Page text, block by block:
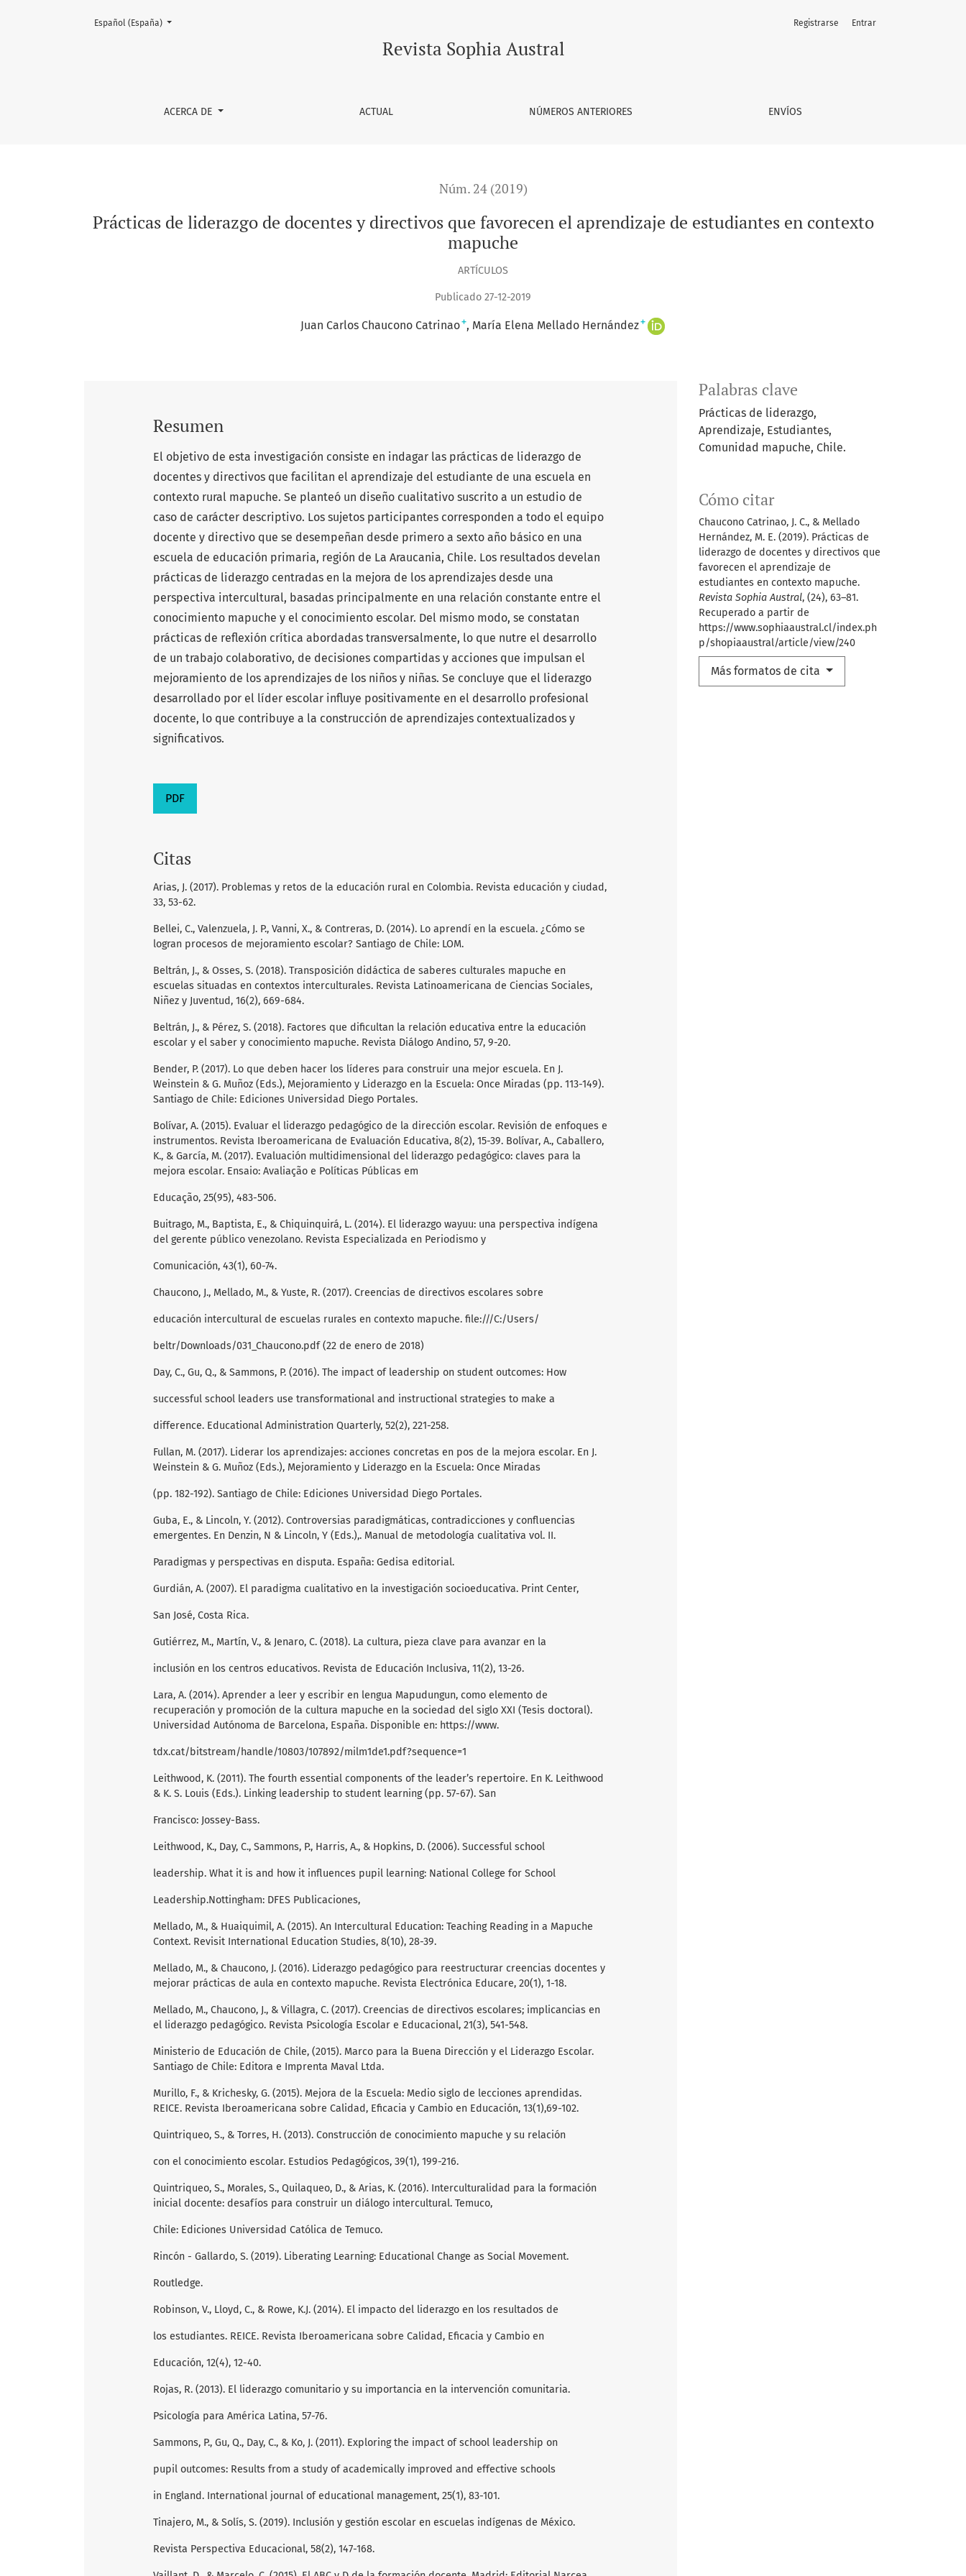
Prácticas de liderazgo de docentes y directivos que favorecen el aprendizaje de estudiantes en contexto mapuche
Revista Sophia Austral
ACERCA DE ACTUAL NÚMEROS ANTERIORES ENVÍOS
Registrarse Entrar
Cambiar el idioma. El actual es:
Español (España)
Núm. 24 (2019)
Prácticas de liderazgo de docentes y directivos que favorecen el aprendizaje de estudiantes en contexto
mapuche
ARTÍCULOS
Publicado 27-12-2019
Juan Carlos Chaucono Catrinao+ María Elena Mellado Hernández+
Palabras clave
Prácticas de liderazgo,
Aprendizaje, Estudiantes,
Comunidad mapuche, Chile.
Cómo citar
Chaucono Catrinao, J. C., & Mellado
Hernández, M. E. (2019). Prácticas de
liderazgo de docentes y directivos que
favorecen el aprendizaje de
estudiantes en contexto mapuche.
Revista Sophia Austral, (24), 63–81.
Recuperado a partir de
https://www.sophiaaustral.cl/index.ph
p/shopiaaustral/article/view/240
Más formatos de cita
Resumen
El objetivo de esta investigación consiste en indagar las prácticas de liderazgo de
docentes y directivos que facilitan el aprendizaje del estudiante de una escuela en
contexto rural mapuche. Se planteó un diseño cualitativo suscrito a un estudio de
caso de carácter descriptivo. Los sujetos participantes corresponden a todo el equipo
docente y directivo que se desempeñan desde primero a sexto año básico en una
escuela de educación primaria, región de La Araucania, Chile. Los resultados develan
prácticas de liderazgo centradas en la mejora de los aprendizajes desde una
perspectiva intercultural, basadas principalmente en una relación constante entre el
conocimiento mapuche y el conocimiento escolar. Del mismo modo, se constatan
prácticas de reflexión crítica abordadas transversalmente, lo que nutre el desarrollo
de un trabajo colaborativo, de decisiones compartidas y acciones que impulsan el
mejoramiento de los aprendizajes de los niños y niñas. Se concluye que el liderazgo
desarrollado por el líder escolar influye positivamente en el desarrollo profesional
docente, lo que contribuye a la construcción de aprendizajes contextualizados y
significativos.
PDF
Citas
Arias, J. (2017). Problemas y retos de la educación rural en Colombia. Revista educación y ciudad,
33, 53-62.
Bellei, C., Valenzuela, J. P., Vanni, X., & Contreras, D. (2014). Lo aprendí en la escuela. ¿Cómo se
logran procesos de mejoramiento escolar? Santiago de Chile: LOM.
Beltrán, J., & Osses, S. (2018). Transposición didáctica de saberes culturales mapuche en
escuelas situadas en contextos interculturales. Revista Latinoamericana de Ciencias Sociales,
Niñez y Juventud, 16(2), 669-684.
Beltrán, J., & Pérez, S. (2018). Factores que dificultan la relación educativa entre la educación
escolar y el saber y conocimiento mapuche. Revista Diálogo Andino, 57, 9-20.
Bender, P. (2017). Lo que deben hacer los líderes para construir una mejor escuela. En J.
Weinstein & G. Muñoz (Eds.), Mejoramiento y Liderazgo en la Escuela: Once Miradas (pp. 113-149).
Santiago de Chile: Ediciones Universidad Diego Portales.
Bolívar, A. (2015). Evaluar el liderazgo pedagógico de la dirección escolar. Revisión de enfoques e
instrumentos. Revista Iberoamericana de Evaluación Educativa, 8(2), 15-39. Bolívar, A., Caballero,
K., & García, M. (2017). Evaluación multidimensional del liderazgo pedagógico: claves para la
mejora escolar. Ensaio: Avaliação e Políticas Públicas em
Educação, 25(95), 483-506.
Buitrago, M., Baptista, E., & Chiquinquirá, L. (2014). El liderazgo wayuu: una perspectiva indígena
del gerente público venezolano. Revista Especializada en Periodismo y
Comunicación, 43(1), 60-74.
Chaucono, J., Mellado, M., & Yuste, R. (2017). Creencias de directivos escolares sobre
educación intercultural de escuelas rurales en contexto mapuche. file:///C:/Users/
beltr/Downloads/031_Chaucono.pdf (22 de enero de 2018)
Day, C., Gu, Q., & Sammons, P. (2016). The impact of leadership on student outcomes: How
successful school leaders use transformational and instructional strategies to make a
difference. Educational Administration Quarterly, 52(2), 221-258.
Fullan, M. (2017). Liderar los aprendizajes: acciones concretas en pos de la mejora escolar. En J.
Weinstein & G. Muñoz (Eds.), Mejoramiento y Liderazgo en la Escuela: Once Miradas
(pp. 182-192). Santiago de Chile: Ediciones Universidad Diego Portales.
Guba, E., & Lincoln, Y. (2012). Controversias paradigmáticas, contradicciones y confluencias
emergentes. En Denzin, N & Lincoln, Y (Eds.),. Manual de metodología cualitativa vol. II.
Paradigmas y perspectivas en disputa. España: Gedisa editorial.
Gurdián, A. (2007). El paradigma cualitativo en la investigación socioeducativa. Print Center,
San José, Costa Rica.
Gutiérrez, M., Martín, V., & Jenaro, C. (2018). La cultura, pieza clave para avanzar en la
inclusión en los centros educativos. Revista de Educación Inclusiva, 11(2), 13-26.
Lara, A. (2014). Aprender a leer y escribir en lengua Mapudungun, como elemento de
recuperación y promoción de la cultura mapuche en la sociedad del siglo XXI (Tesis doctoral).
Universidad Autónoma de Barcelona, España. Disponible en: https://www.
tdx.cat/bitstream/handle/10803/107892/milm1de1.pdf?sequence=1
Leithwood, K. (2011). The fourth essential components of the leader’s repertoire. En K. Leithwood
& K. S. Louis (Eds.). Linking leadership to student learning (pp. 57-67). San
Francisco: Jossey-Bass.
Leithwood, K., Day, C., Sammons, P., Harris, A., & Hopkins, D. (2006). Successful school
leadership. What it is and how it influences pupil learning: National College for School
Leadership.Nottingham: DFES Publicaciones,
Mellado, M., & Huaiquimil, A. (2015). An Intercultural Education: Teaching Reading in a Mapuche
Context. Revisit International Education Studies, 8(10), 28-39.
Mellado, M., & Chaucono, J. (2016). Liderazgo pedagógico para reestructurar creencias docentes y
mejorar prácticas de aula en contexto mapuche. Revista Electrónica Educare, 20(1), 1-18.
Mellado, M., Chaucono, J., & Villagra, C. (2017). Creencias de directivos escolares; implicancias en
el liderazgo pedagógico. Revista Psicología Escolar e Educacional, 21(3), 541-548.
Ministerio de Educación de Chile, (2015). Marco para la Buena Dirección y el Liderazgo Escolar.
Santiago de Chile: Editora e Imprenta Maval Ltda.
Murillo, F., & Krichesky, G. (2015). Mejora de la Escuela: Medio siglo de lecciones aprendidas.
REICE. Revista Iberoamericana sobre Calidad, Eficacia y Cambio en Educación, 13(1),69-102.
Quintriqueo, S., & Torres, H. (2013). Construcción de conocimiento mapuche y su relación
con el conocimiento escolar. Estudios Pedagógicos, 39(1), 199-216.
Quintriqueo, S., Morales, S., Quilaqueo, D., & Arias, K. (2016). Interculturalidad para la formación
inicial docente: desafíos para construir un diálogo intercultural. Temuco,
Chile: Ediciones Universidad Católica de Temuco.
Rincón - Gallardo, S. (2019). Liberating Learning: Educational Change as Social Movement.
Routledge.
Robinson, V., Lloyd, C., & Rowe, K.J. (2014). El impacto del liderazgo en los resultados de
los estudiantes. REICE. Revista Iberoamericana sobre Calidad, Eficacia y Cambio en
Educación, 12(4), 12-40.
Rojas, R. (2013). El liderazgo comunitario y su importancia en la intervención comunitaria.
Psicología para América Latina, 57-76.
Sammons, P., Gu, Q., Day, C., & Ko, J. (2011). Exploring the impact of school leadership on
pupil outcomes: Results from a study of academically improved and effective schools
in England. International journal of educational management, 25(1), 83-101.
Tinajero, M., & Solís, S. (2019). Inclusión y gestión escolar en escuelas indígenas de México.
Revista Perspectiva Educacional, 58(2), 147-168.